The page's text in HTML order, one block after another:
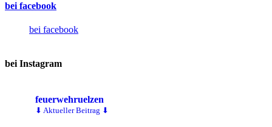
bei facebook
bei facebook
bei Instagram
feuerwehruelzen
⬇ Aktueller Beitrag ⬇